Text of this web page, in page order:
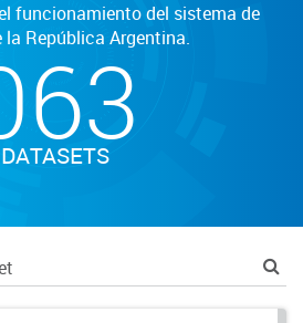
funcionamiento del sistema de
República Argentina.
DATASETS